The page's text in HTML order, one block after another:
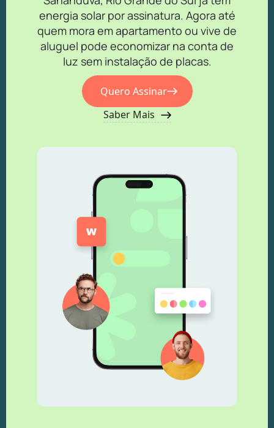
energia solar por assinatura. Agora até
quem mora em apartamento ou vive de
aluguel pode economizar na conta de
luz sem instalação de placas.
Quero Assinar
Saber Mais